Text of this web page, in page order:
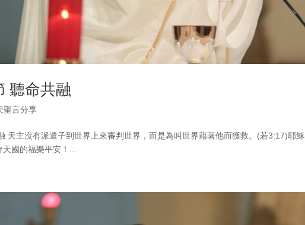
聽命共融
聖言分享
天主沒有派遣子到世界上來審判世界，而是為叫世界藉著他而獲救。(若3:17)耶
國的福樂平安！...